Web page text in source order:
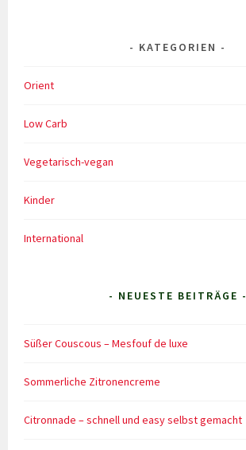
KATEGORIEN
Orient
Low Carb
Vegetarisch-vegan
Kinder
International
- NEUESTE BEITRÄGE -
Süßer Couscous – Mesfouf de luxe
Sommerliche Zitronencreme
Citronnade – schnell und easy selbst gemacht